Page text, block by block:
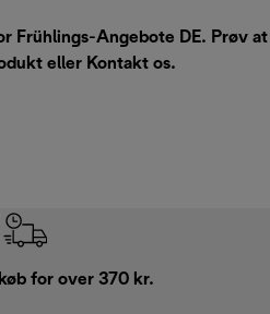
Frühlings-Angebote DE. Prøv at
eller Kontakt os.
for over 370 kr.